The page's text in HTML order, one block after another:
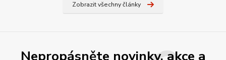
Zobrazit všechny články
Nepropásněte novinky, akce a